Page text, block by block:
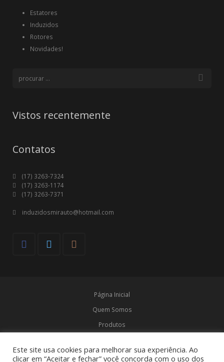
Estatores
Induzidos
Rotores
Novidades!
Vistos recentemente
Contatos
(17) 3263-7324
(17) 3263-1174
(17) 3263-7371
induzidosmirauto@hotmail.com
Página Inicial
Quem Somos
Produtos
Contato
Este site usa cookies para melhorar sua experiência. Ao
clicar em “Aceitar e fechar” você concorda com o uso dos